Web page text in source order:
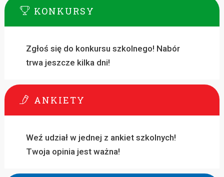
KONKURSY
Zgłoś się do konkursu szkolnego! Nabór
trwa jeszcze kilka dni!
ANKIETY
Weź udział w jednej z ankiet szkolnych!
Twoja opinia jest ważna!